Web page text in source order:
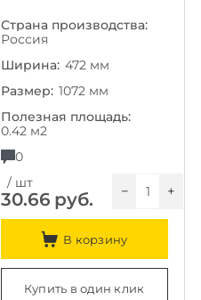
Страна производства:
Россия
Ширина: 472 мм
Размер: 1072 мм
Полезная площадь:
0.42 м2
0
/ шт
30.66 руб. +
−
В корзину
Купить в один клик